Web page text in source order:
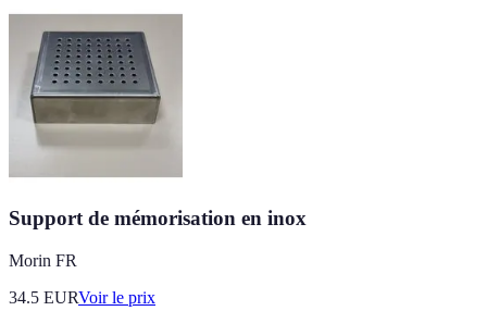
Support de mémorisation en inox
Morin FR
34.5 EURVoir le prix